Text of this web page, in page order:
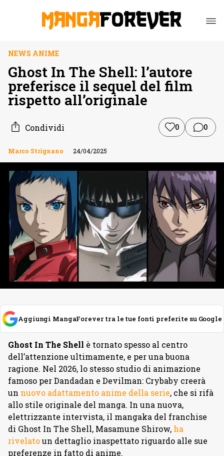
NEWS ANIME
Ghost In The Shell: l’autore
preferisce il sequel del film
rispetto all’originale
Condividi 0 0
Marco Strignano 24/04/2025
Aggiungi MangaForever tra le tue fonti preferite su Google
Ghost In The Shell è tornato spesso al centro
dell’attenzione ultimamente, e per una buona
ragione. Nel 2026, lo stesso studio di animazione
famoso per Dandadan e Devilman: Crybaby creerà
un nuovo adattamento anime della serie, che si rifà
allo stile originale del manga. In una nuova,
elettrizzante intervista, il mangaka del franchise
di Ghost In The Shell, Masamune Shirow, ha
rivelatoun dettaglio inaspettato riguardo alle sue
preferenze in fatto di anime.